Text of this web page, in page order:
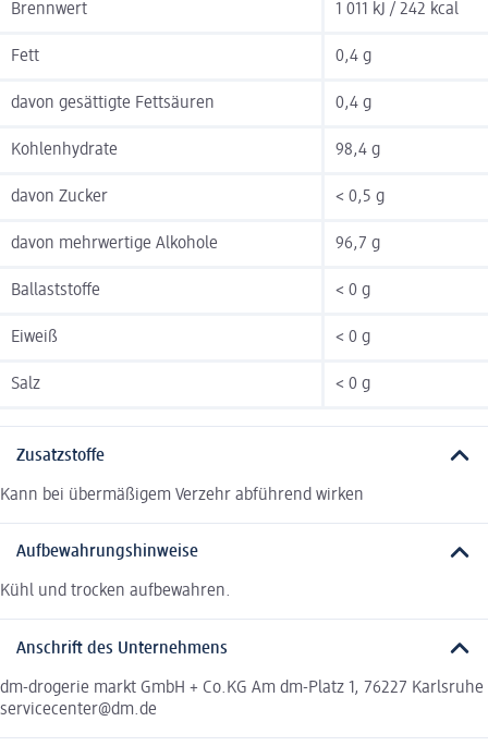
Brennwert 1 011 kJ / 242 kcal
Fett 0,4 g
davon gesättigte Fettsäuren 0,4 g
Kohlenhydrate 98,4 g
davon Zucker < 0,5 g
davon mehrwertige Alkohole 96,7 g
Ballaststoffe < 0 g
Eiweiß < 0 g
Salz < 0 g
Zusatzstoffe
Kann bei übermäßigem Verzehr abführend wirken
Aufbewahrungshinweise
Kühl und trocken aufbewahren.
Anschrift des Unternehmens
dm-drogerie markt GmbH + Co.KG Am dm-Platz 1, 76227 Karlsruhe
servicecenter@dm.de